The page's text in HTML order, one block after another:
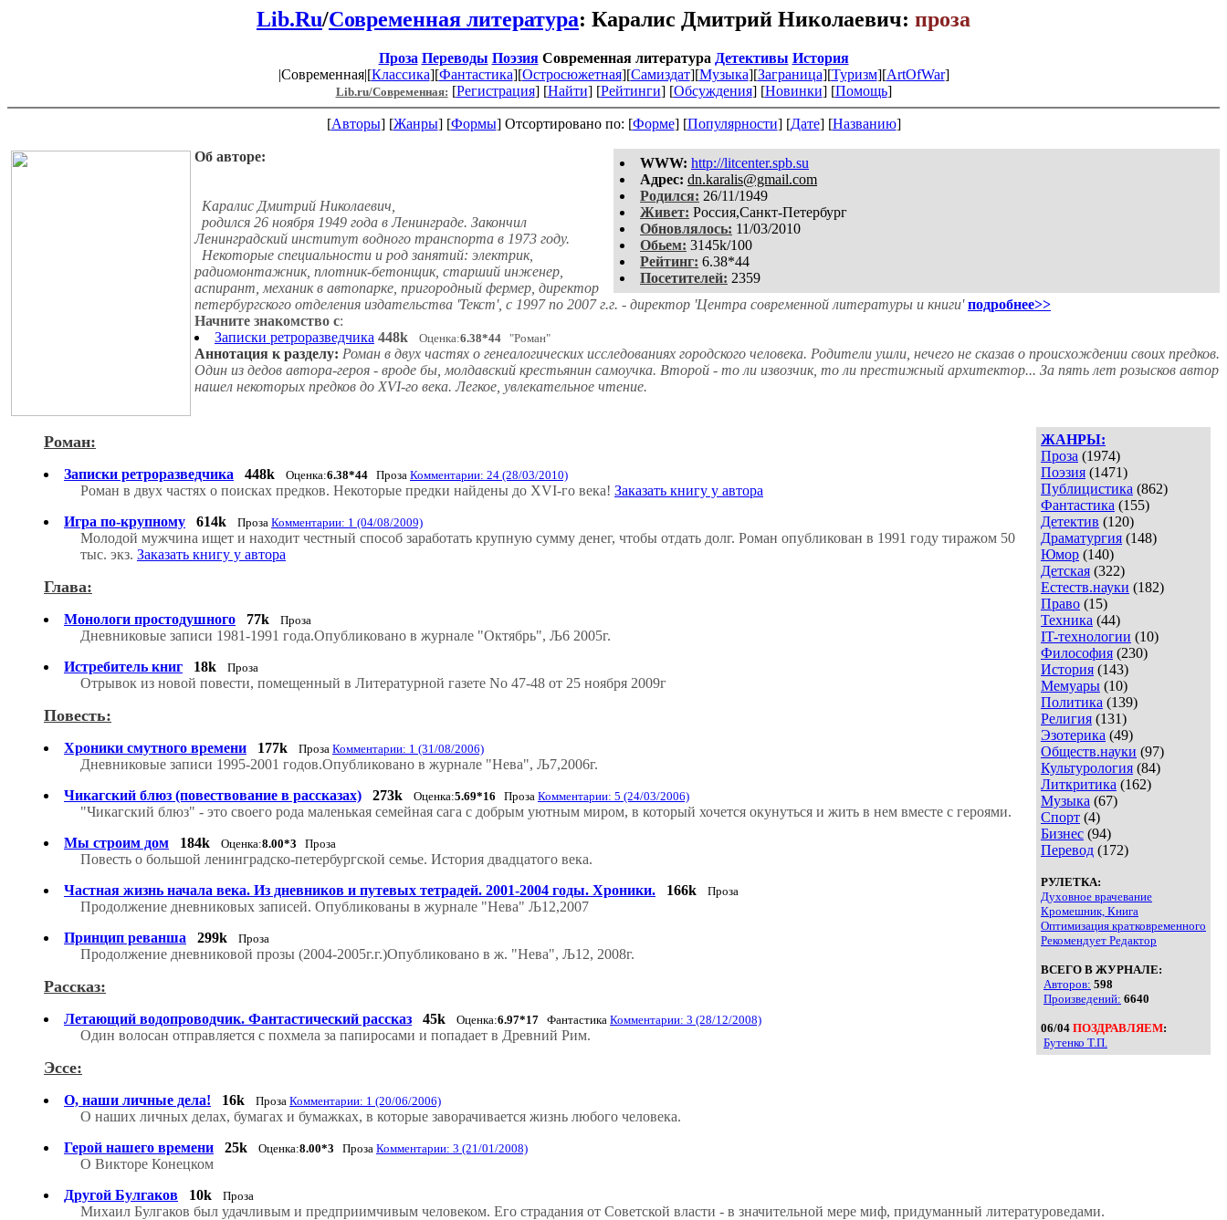
Lib.Ru/Современная литература: Каралис Дмитрий Николаевич: проза
Проза Переводы ПоэзияСовременная литература Детективы История
|Современная|[Классика][Фантастика][Остросюжетная][Самиздат][Музыка][Заграница][Туризм][ArtOfWar]
Lib.ru/Современная: [Регистрация] [Найти] [Рейтинги] [Обсуждения] [Новинки] [Помощь]
[Авторы] [Жанры] [Формы] Отсортировано по: [Форме] [Популярности] [Дате] [Названию]
WWW: http://litcenter.spb.su
Aдpeс: dn.karalis@gmail.com
Родился: 26/11/1949
Живет: Россия,Санкт-Петербург
Обновлялось: 11/03/2010
Обьем: 3145k/100
Рейтинг: 6.38*44
Посетителей: 2359
Об авторе:
Каралис Дмитрий Николаевич,
родился 26 ноября 1949 года в Ленинграде. Закончил
Ленинградский институт водного транспорта в 1973 году.
Некоторые специальности и род занятий: электрик,
радиомонтажник, плотник-бетонщик, старший инженер,
аспирант, механик в автопарке, пригородный фермер, директор
петербургского отделения издательства 'Текст', с 1997 по 2007 г.г. - директор 'Центра современной литературы и книги'подробнее>>
Начните знакомство с:
Записки ретроразведчика 448k Оценка:6.38*44 "Роман"
Аннотация к разделу: Роман в двух частях о генеалогических исследованиях городского человека. Родители ушли, нечего не сказав о происхождении своих предков.
Один из дедов автора-героя - вроде бы, молдавский крестьянин самоучка. Второй - то ли извозчик, то ли престижный архитектор... За пять лет розысков автор
нашел некоторых предков до ХVI-го века. Легкое, увлекательное чтение.
ЖАНРЫ:
Проза (1974)
Поэзия (1471)
Публицистика (862)
Фантастика (155)
Детектив (120)
Драматургия (148)
Юмор (140)
Детская (322)
Естеств.науки (182)
Право (15)
Техника (44)
IT-технологии (10)
Философия (230)
История (143)
Мемуары (10)
Политика (139)
Религия (131)
Эзотерика (49)
Обществ.науки (97)
Культурология (84)
Литкритика (162)
Музыка (67)
Спорт (4)
Бизнес (94)
Перевод (172)
РУЛЕТКА:
Духовное врачевание
Кромешник, Книга
Оптимизация кратковременного
Рекомендует Редактор
ВСЕГО В ЖУРНАЛЕ:
Авторов: 598
Произведений: 6640
06/04 ПОЗДРАВЛЯЕМ:
Бутенко Т.П.
Роман:
Записки ретроразведчика 448k Оценка:6.38*44 Проза Комментарии: 24 (28/03/2010)
Роман в двух частях о поисках предков. Некоторые предки найдены до ХVI-го века! Заказать книгу у автора
Игра по-крупному
614k Проза Комментарии: 1 (04/08/2009)
Молодой мужчина ищет и находит честный способ заработать крупную сумму денег, чтобы отдать долг. Роман опубликован в 1991 году тиражом 50
тыс. экз. Заказать книгу у автора
Глава:
Монологи простодушного 77k Проза
Дневниковые записи 1981-1991 года.Опубликовано в журнале "Октябрь", Љ6 2005г.
Истребитель книг
18k Проза
Отрывок из новой повести, помещенный в Литературной газете No 47-48 от 25 ноября 2009г
Повесть:
Хроники смутного времени 177k Проза Комментарии: 1 (31/08/2006)
Дневниковые записи 1995-2001 годов.Опубликовано в журнале "Нева", Љ7,2006г.
Чикагский блюз (повествование в рассказах)
273k Оценка:5.69*16 Проза Комментарии: 5 (24/03/2006)
"Чикагский блюз" - это своего рода маленькая семейная сага с добрым уютным миром, в который хочется окунуться и жить в нем вместе с героями.
Мы строим дом
184k Оценка:8.00*3 Проза
Повесть о большой ленинградско-петербургской семье. История двадцатого века.
Частная жизнь начала века. Из дневников и путевых тетрадей. 2001-2004 годы. Хроники.
166k Проза
Продолжение дневниковых записей. Опубликованы в журнале "Нева" Љ12,2007
Принцип реванша
299k Проза
Продолжение дневниковой прозы (2004-2005г.г.)Опубликовано в ж. "Нева", Љ12, 2008г.
Рассказ:
Летающий водопроводчик. Фантастический рассказ 45k Оценка:6.97*17 Фантастика Комментарии: 3 (28/12/2008)
Один волосан отправляется с похмела за папиросами и попадает в Древний Рим.
Эссе:
О, наши личные дела! 16k Проза Комментарии: 1 (20/06/2006)
О наших личных делах, бумагах и бумажках, в которые заворачивается жизнь любого человека.
Герой нашего времени
25k Оценка:8.00*3 Проза Комментарии: 3 (21/01/2008)
О Викторе Конецком
Другой Булгаков
10k Проза
Михаил Булгаков был удачливым и предприимчивым человеком. Его страдания от Советской власти - в значительной мере миф, придуманный литературоведами.